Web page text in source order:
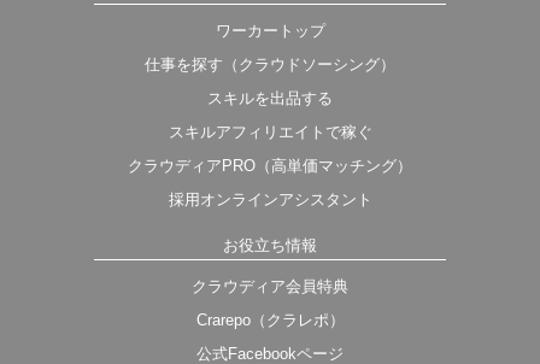
ワーカートップ
仕事を探す（クラウドソーシング）
スキルを出品する
スキルアフィリエイトで稼ぐ
クラウディアPRO（高単価マッチング）
採用オンラインアシスタント
お役立ち情報
クラウディア会員特典
Crarepo（クラレポ）
公式Facebookページ